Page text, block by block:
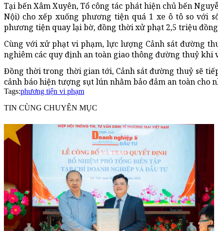
Tại bến Xâm Xuyên, Tổ công tác phát hiện chủ bến
Nội) cho xếp xuống phương tiện quá 1 xe ô tô so với
phương tiện quay lại bờ, đồng thời xử phạt 2,5 triệu
Cùng với xử phạt vi phạm, lực lượng Cảnh sát đường
nghiêm các quy định an toàn giao thông đường thuỷ khi
Đồng thời trong thời gian tới, Cảnh sát đường thuỷ sẽ
cảnh báo hiện tượng sụt lún nhằm bảo đảm an toàn cho
Tags:phương tiện vi phạm
TIN CÙNG CHUYÊN MỤC